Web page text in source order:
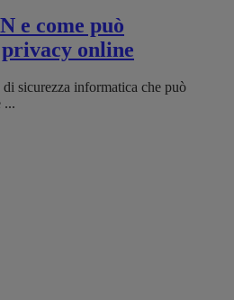
e come può
online
sicurezza informatica che può
...